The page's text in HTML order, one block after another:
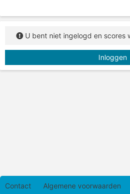
U bent niet ingelogd en scores
Inloggen
Contact Algemene voorwaarden